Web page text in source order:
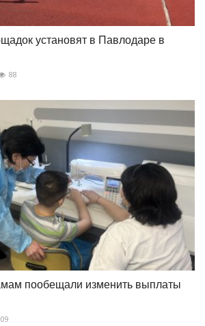
установят в Павлодаре в
88
пообещали изменить выплаты